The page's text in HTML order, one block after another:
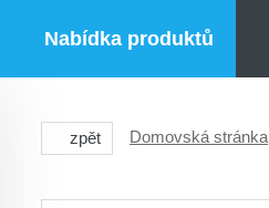
Nabídka produktů
zpět Domovská stránka